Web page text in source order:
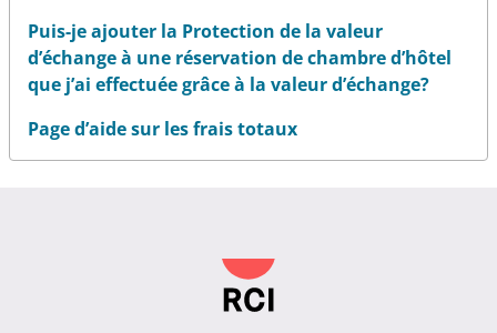
Puis-je ajouter la Protection de la valeur
d’échange à une réservation de chambre d’hôtel
que j’ai effectuée grâce à la valeur d’échange?
Page d’aide sur les frais totaux